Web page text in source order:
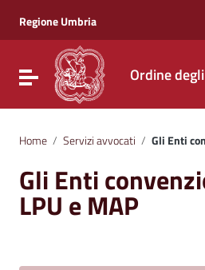
Vai al menu di navigazione
Vai al footer
Regione Umbria
Attiva / disattiva la navigazione
Ordine
Home / Servizi avvocati / Gli Enti
Gli Enti
LPU e MAP